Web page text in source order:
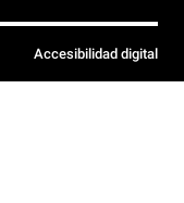
Accesibilidad digital